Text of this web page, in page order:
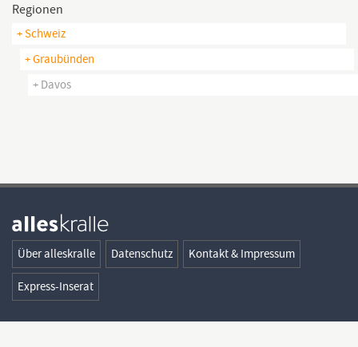
Regionen
+ Schweiz
+ Graubünden
+ Davos
Über alleskralle Datenschutz Kontakt & Impressum
Express-Inserat